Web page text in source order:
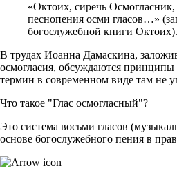
«Октоих, сиречь
песнопения осми гласов…»
богослужебной книги Октоих).
В трудах Иоанна Дамаскина,
осмогласия, обсуждаются принципы
термин в современном виде там не
Что такое "Глас осмогласный"?
Это система восьми гласов
основе богослужебного пения в